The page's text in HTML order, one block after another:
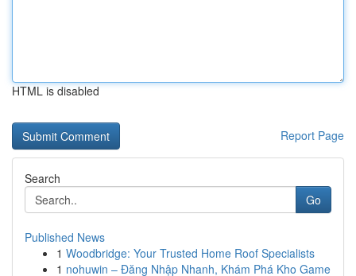
HTML is disabled
Report Page
Search
Go
Published News
1 Woodbridge: Your Trusted Home Roof Specialists
1 nohuwin – Đăng Nhập Nhanh, Khám Phá Kho Game